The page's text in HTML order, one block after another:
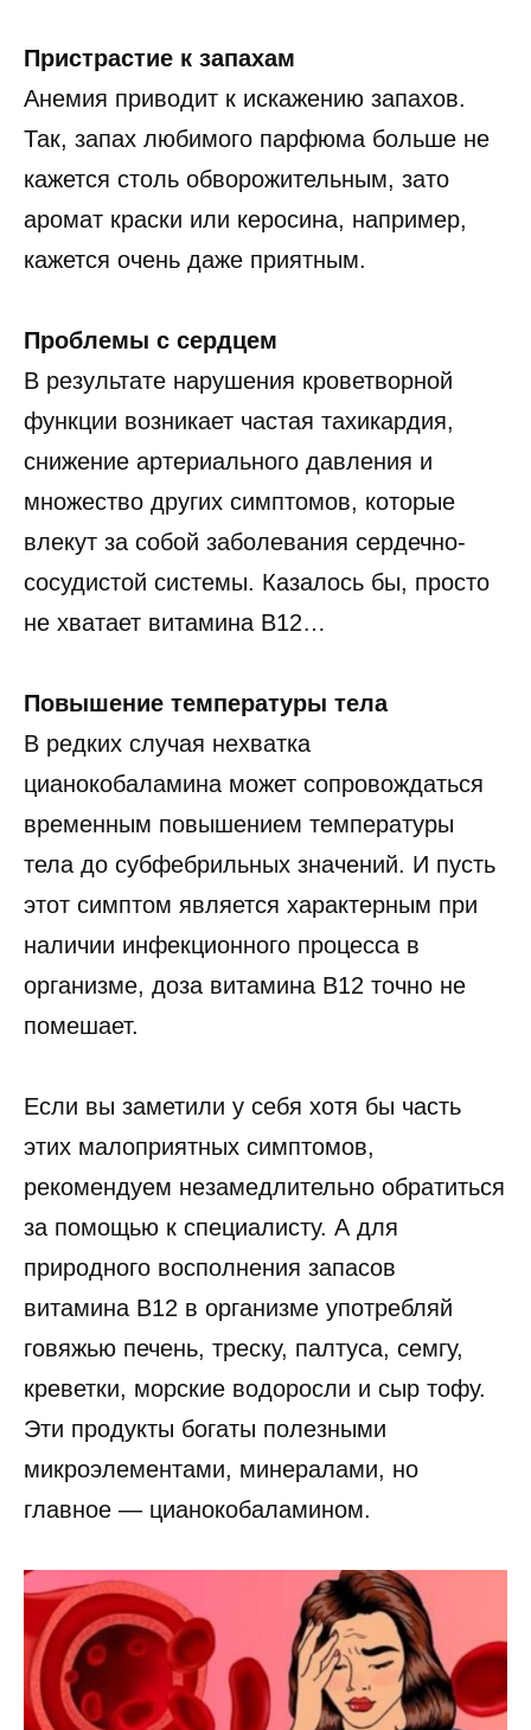
Пристрастие к запахам
Анемия приводит к искажению запахов.
Так, запах любимого парфюма больше не
кажется столь обворожительным, зато
аромат краски или керосина, например,
кажется очень даже приятным.
Проблемы с сердцем
В результате нарушения кроветворной
функции возникает частая тахикардия,
снижение артериального давления и
множество других симптомов, которые
влекут за собой заболевания сердечно-
сосудистой системы. Казалось бы, просто
не хватает витамина B12…
Повышение температуры тела
В редких случая нехватка
цианокобаламина может сопровождаться
временным повышением температуры
тела до субфебрильных значений. И пусть
этот симптом является характерным при
наличии инфекционного процесса в
организме, доза витамина B12 точно не
помешает.
Если вы заметили у себя хотя бы часть
этих малоприятных симптомов,
рекомендуем незамедлительно обратиться
за помощью к специалисту. А для
природного восполнения запасов
витамина B12 в организме употребляй
говяжью печень, треску, палтуса, семгу,
креветки, морские водоросли и сыр тофу.
Эти продукты богаты полезными
микроэлементами, минералами, но
главное — цианокобаламином.